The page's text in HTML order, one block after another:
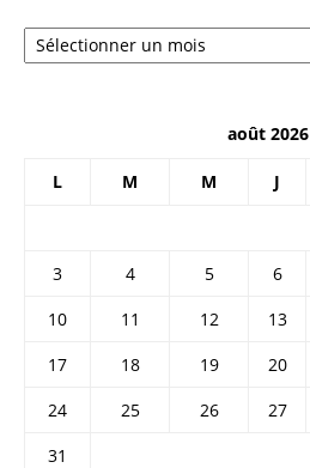
Archives
août 2026
L M M J
3
4 5 6
10
11 12 13
17
18 19 20
24
25 26 27
31